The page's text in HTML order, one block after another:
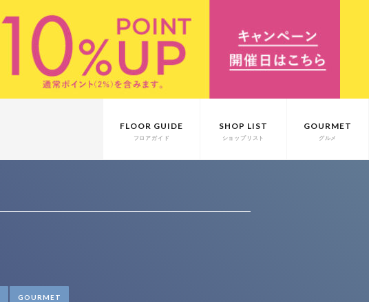
FLOOR GUIDE
フロアガイド
SHOP LIST
ショップリスト
GOURMET
グルメ
GOURMET